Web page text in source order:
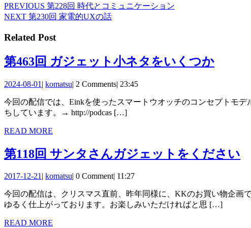
投
稿
ナ
ビ
ー
シ
ン
PREVIOUS Previous
post:
第228回 時代とコミュニケーション
NEXT Next
第230回 家電的UXの話
Related Post
第463回 ガジェット小ネタをいくつか第
ガ
ッ
小
ネ
2024-08-01 2024-
01
| komatsukomatsu
| 2 Comments| 23:45
今回の配信では、Einkを使ったスマートウオッチのコンセプトモデルや、世界一退屈な携帯、KK大好きINFOBARの小ネタを色々とゆるトークしていきます。お楽しみに！ 感想をお待
ちしています。→ http://podcas […]
READ MORE
第118回 サンタさんガジェットをください
サ
2017-12-212017-
21
| komatsukomatsu
| 0 Comment| 11:27
今回の配信は、クリスマス直前、昨年同様に、KKのお買い物企画です！ KKが自らサンタとなり、自分が欲しいガジェット等を紹介して、収録中に実際ポチリます。 昨年同様、非常に
ゆるく仕上がっております。お楽しみいただければと思 […]
READ MORE